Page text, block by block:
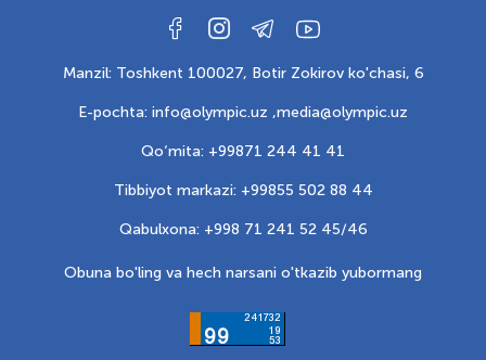
Manzil: Toshkent 100027, Botir Zokirov ko'chasi, 6
E-pochta: info@olympic.uz ,media@olympic.uz
Qo‘mita: +99871 244 41 41
Tibbiyot markazi: +99855 502 88 44
Qabulxona: +998 71 241 52 45/46
Obuna bo'ling va hech narsani o'tkazib yubormang